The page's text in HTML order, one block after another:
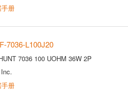
册
7036-L100J20
7036 100 UOHM 36W 2P
册